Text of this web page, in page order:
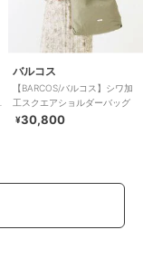
バルコス
【BARCOS/バルコス】シワ加
工スクエアショルダーバッグ
¥30,800